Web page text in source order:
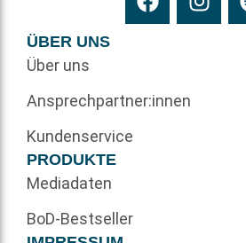
ÜBER UNS
Über uns
Ansprechpartner:innen
Kundenservice
PRODUKTE
Mediadaten
BoD-Bestseller